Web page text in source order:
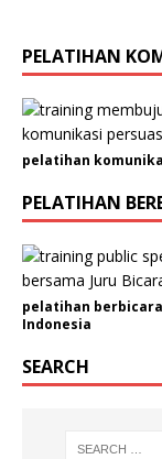
PELATIHAN
pelatihan
PELATIHAN
pelatihan
Indonesia
SEARCH